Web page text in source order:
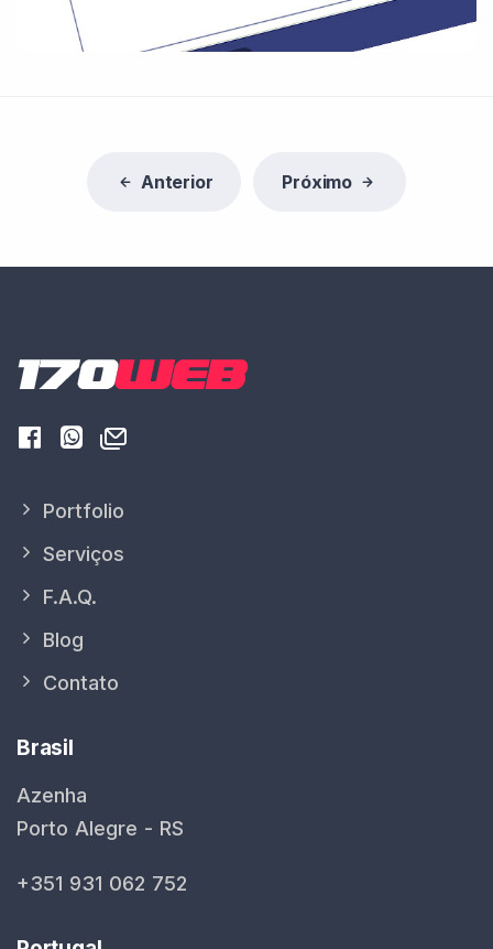
Anterior Próximo
Portfolio
Serviços
F.A.Q.
Blog
Contato
Brasil
Azenha
Porto Alegre - RS
+351 931 062 752